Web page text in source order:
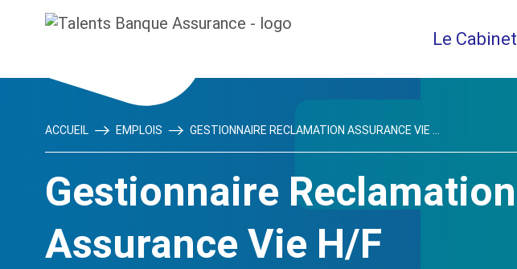
Le Cabinet
ACCUEIL EMPLOIS GESTIONNAIRE RECLAMATION ASSURANCE VIE ...
Gestionnaire Reclamation
Assurance Vie H/F